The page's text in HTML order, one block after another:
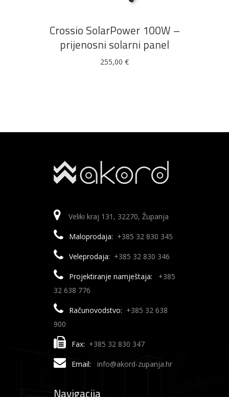
Crossio SolarPower 100W –
prijenosni solarni panel
255,00 €
Veliki kraj 131, 32270, Županja
Maloprodaja: +385 32 830 345
Veleprodaja: +385 32 830 346
Projektiranje namještaja:
+385
32 638 776
Računovodstvo: +385 32 638
900
Fax: +385 32 830 347
Email: info@akord-zupanja.hr
Navigacija